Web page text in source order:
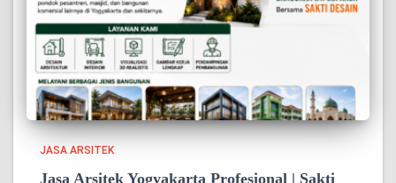
JASA ARSITEK
Jasa Arsitek Yogyakarta Profesional | Sakti